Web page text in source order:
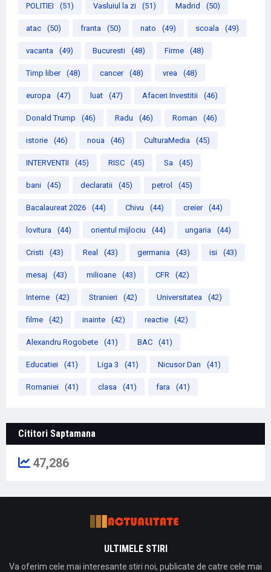
POLITIEI (51) Vasluiul la zi (51) Madrid (50)
atac (50) franta (50) nato (49) scoala (49)
vacanta (49) Bucuresti (48) Firme (48)
Timp liber (48) cancer (48) vrea (48)
europa (47) luat (47) Afaceri Investitii (46)
Donald Trump (46) Radu (46) Roman (46)
istorie (46) noua (46) CulturaMedia (45)
INTERVENTII (45) RISC (45) Sa (45)
bani (45) declaratii (45) petrol (45)
Bacalaureat 2026 (44) Chivu (44) creier (44)
lovitura (44) orientul mijlociu (44) ungaria (44)
Cristi (43) Real (43) germania (43) isi (43)
mesaj (43) milioane (43) CFR (42)
Interne (42) Stranieri (42) Universitatea (42)
filme (42) inainte (42) reactie (42)
Alexandru Rogobete (41) BAC (41)
Educatiei (41) Liga 3 (41) Nicusor Dan (41)
Romaniei (41) clasa (41) fara (41)
Cititori Saptamana
47,286
ULTIMELE STIRI
Va oferim cele mai interesante stiri noi, publicate de catre cele mai